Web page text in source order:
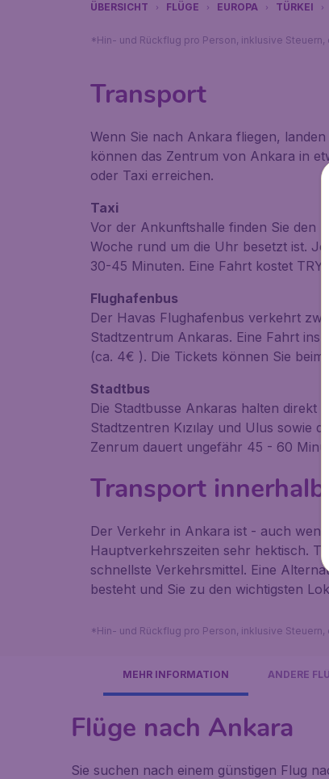
ÜBERSICHT FLÜGE EUROPA TÜRKEI
*Hin- und Rückflug pro Person, inklusive
Transport
Wenn Sie nach Ankara fliegen,
können das Zentrum von Ankara in
oder Taxi erreichen.
Taxi
Vor der Ankunftshalle finden Sie den
Woche rund um die Uhr besetzt ist.
30-45 Minuten. Eine Fahrt kostet TRY
Flughafenbus
Der Havas Flughafenbus verkehrt
Stadtzentrum Ankaras. Eine Fahrt ins
(ca. 4€ ). Die Tickets können Sie
Stadtbus
Die Stadtbusse Ankaras halten direkt
Stadtzentren Kızılay und Ulus sowie
Zenrum dauert ungefähr 45 - 60
Transport
Der Verkehr in Ankara ist - auch
Hauptverkehrszeiten sehr hektisch.
schnellste Verkehrsmittel. Eine
besteht und Sie zu den wichtigsten
*Hin- und Rückflug pro Person, inklusive
MEHR INFORMATION ANDERE
Flüge nach Ankara
Sie suchen nach einem günstigen Flug